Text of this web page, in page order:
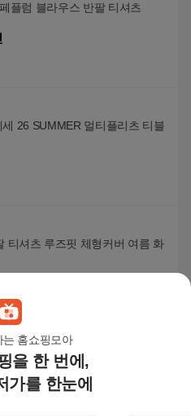
는 홈쇼핑모아
을 한 번에,
가를 한눈에
플럼 블라우스 반팔 티셔츠
26 SUMMER 멀티플리츠 티블
티셔츠 루즈핏 체형커버 여름 화
머 실키 데일리 티블라우스 (한여